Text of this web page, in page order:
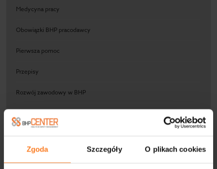
Zgoda Szczegóły O plikach cookies
Medycyna pracy
Obowiązki BHP pracodawcy
Pierwsza pomoc
Przepisy
Rozwój zawodowy w BHP
Videoblog